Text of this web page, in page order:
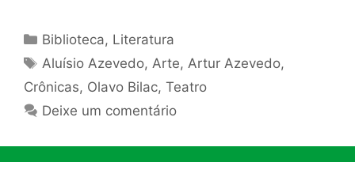
Categorias
Biblioteca, Literatura
Tags
Aluísio Azevedo,Arte,Artur Azevedo,
Crônicas, Olavo Bilac, Teatro
Deixe um comentário